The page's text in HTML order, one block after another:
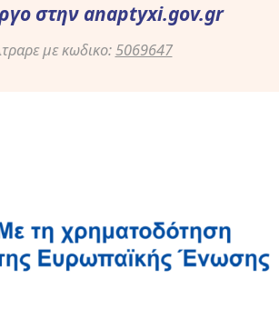
στην anaptyxi.gov.gr
με κωδικο:5069647